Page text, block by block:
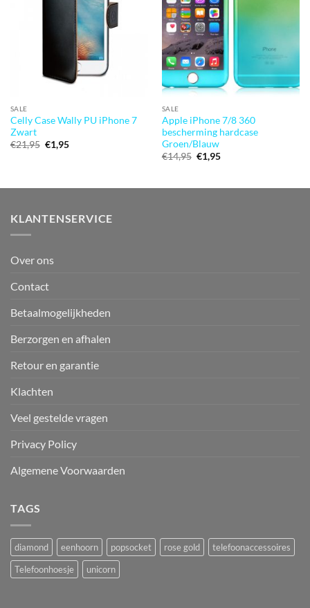
SALE
Celly Case Wally PU iPhone 7
Zwart
€21,95 Oorspronkelijke
prijs
€1,95Huidige
SALE
Apple iPhone 7/8 360
bescherming hardcase
Groen/Blauw
€14,95 Oorspronkelijke
prijs
€1,95Huidige
KLANTENSERVICE
Over ons
Contact
Betaalmogelijkheden
Berzorgen en afhalen
Retour en garantie
Klachten
Veel gestelde vragen
Privacy Policy
Algemene Voorwaarden
TAGS
diamond eenhoorn popsocket rose gold
telefoonaccessoires
Telefoonhoesje
unicorn